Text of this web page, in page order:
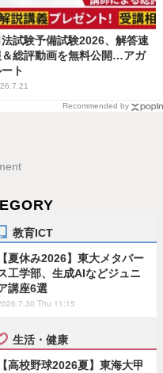
試験予備試験2026、解答速
総評動画を無料公開…アガ
ト
Recommended by
教育ICT
【夏休み2026】東大メタバー
工学部、生成AIなどジュニ
講座6選
Thu 11:15
生活・健康
【高校野球2026夏】東海大甲